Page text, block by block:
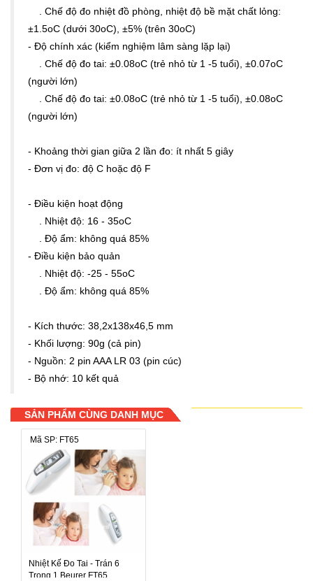
. Chế độ đo nhiệt đồ phòng, nhiệt độ bề mặt chất lỏng:
±1.5oC (dưới 30oC), ±5% (trên 30oC)
- Độ chính xác (kiểm nghiệm lâm sàng lặp lại)
. Chế độ đo tai: ±0.08oC (trẻ nhỏ từ 1 -5 tuổi), ±0.07oC
(người lớn)
. Chế độ đo tai: ±0.08oC (trẻ nhỏ từ 1 -5 tuổi), ±0.08oC
(người lớn)
- Khoảng thời gian giữa 2 lần đo: ít nhất 5 giây
- Đơn vị đo: độ C hoặc độ F
- Điều kiện hoạt động
. Nhiệt độ: 16 - 35oC
. Độ ẩm: không quá 85%
- Điều kiện bảo quản
. Nhiệt độ: -25 - 55oC
. Độ ẩm: không quá 85%
- Kích thước: 38,2x138x46,5 mm
- Khối lượng: 90g (cả pin)
- Nguồn: 2 pin AAA LR 03 (pin cúc)
- Bộ nhớ: 10 kết quả
SẢN PHẨM CÙNG DANH MỤC
Mã SP: FT65
Nhiệt Kế Đo Tai - Trán 6
Trong 1 Beurer FT65